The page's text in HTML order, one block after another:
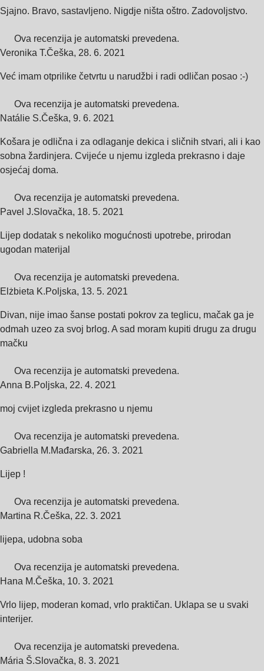
Sjajno. Bravo, sastavljeno. Nigdje ništa oštro. Zadovoljstvo.
Ova recenzija je automatski prevedena.
Veronika T.Češka, 28. 6. 2021
Već imam otprilike četvrtu u narudžbi i radi odličan posao :-)
Ova recenzija je automatski prevedena.
Natálie S.Češka, 9. 6. 2021
Košara je odlična i za odlaganje dekica i sličnih stvari, ali i kao
sobna žardinjera. Cvijeće u njemu izgleda prekrasno i daje
osjećaj doma.
Ova recenzija je automatski prevedena.
Pavel J.Slovačka, 18. 5. 2021
Lijep dodatak s nekoliko mogućnosti upotrebe, prirodan
ugodan materijal
Ova recenzija je automatski prevedena.
Elżbieta K.Poljska, 13. 5. 2021
Divan, nije imao šanse postati pokrov za teglicu, mačak ga je
odmah uzeo za svoj brlog. A sad moram kupiti drugu za drugu
mačku
Ova recenzija je automatski prevedena.
Anna B.Poljska, 22. 4. 2021
moj cvijet izgleda prekrasno u njemu
Ova recenzija je automatski prevedena.
Gabriella M.Mađarska, 26. 3. 2021
Lijep !
Ova recenzija je automatski prevedena.
Martina R.Češka, 22. 3. 2021
lijepa, udobna soba
Ova recenzija je automatski prevedena.
Hana M.Češka, 10. 3. 2021
Vrlo lijep, moderan komad, vrlo praktičan. Uklapa se u svaki
interijer.
Ova recenzija je automatski prevedena.
Mária Š.Slovačka, 8. 3. 2021